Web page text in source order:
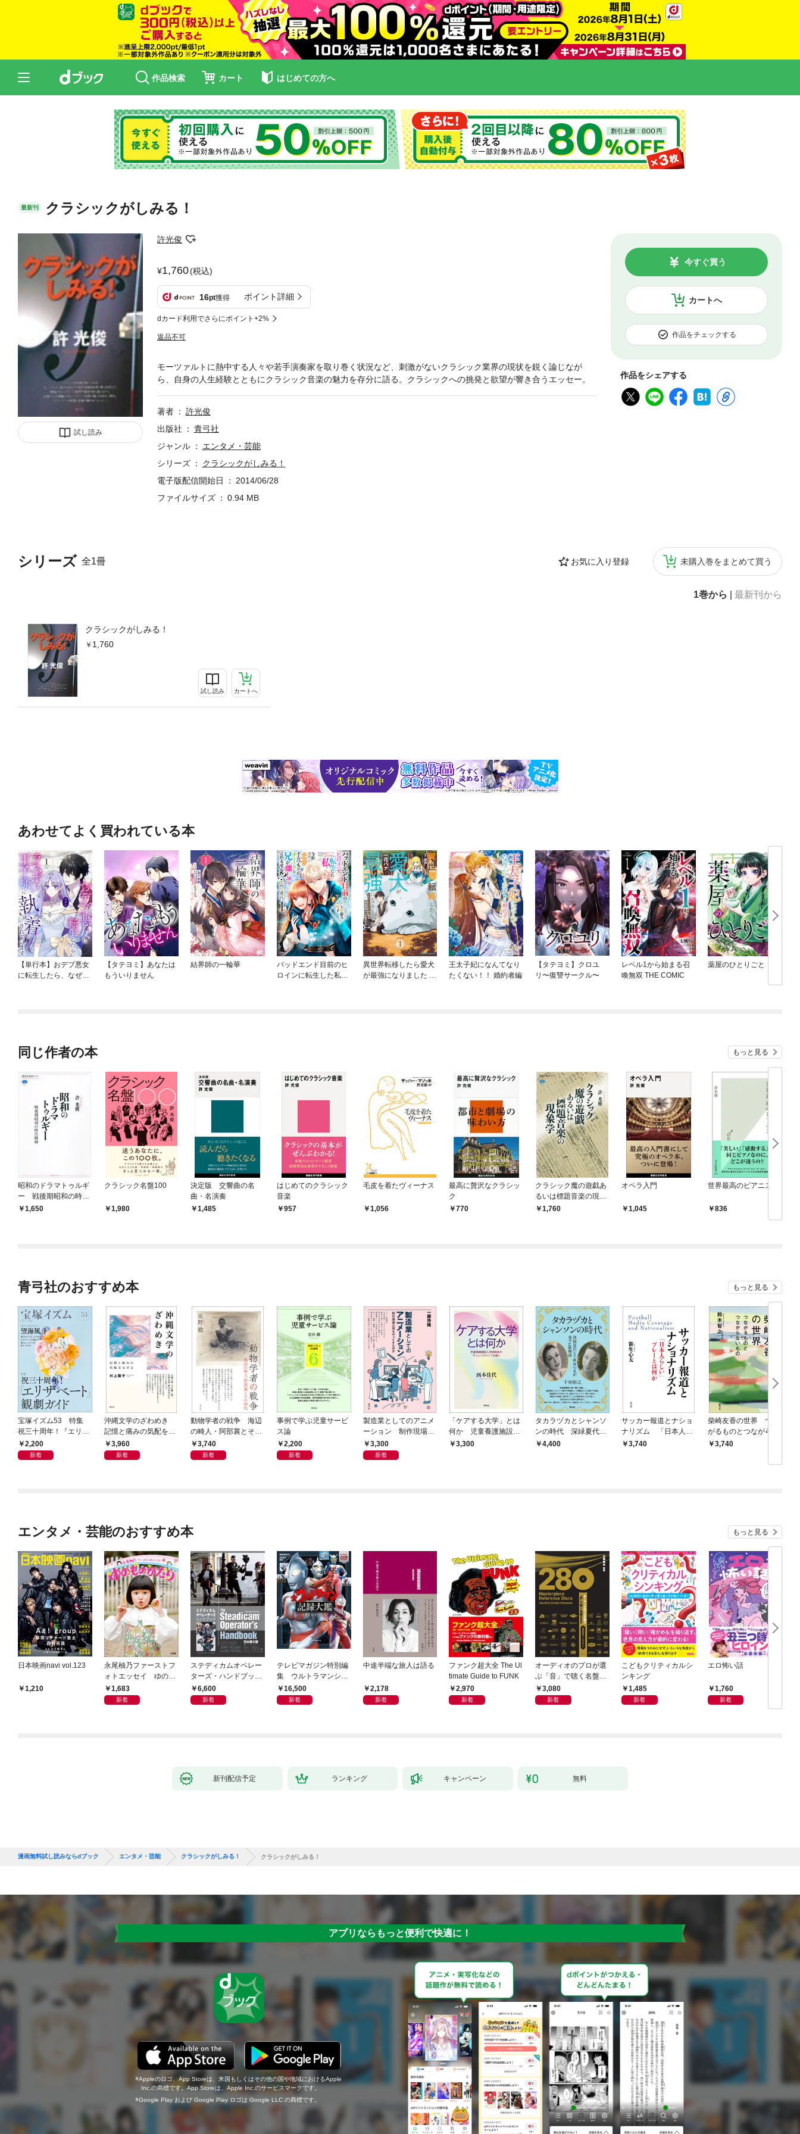
作品検索 カート はじめての方へ
最新刊 クラシックがしみる！
試し読み
許光俊
1,760(税込)
16pt獲得 ポイント詳細
dカード利用でさらにポイント+2%
返品不可
カートへ
今すぐ買う
作品をチェックする
作品をシェアする
シリーズ 全1冊 お気に入り登録 未購入巻をまとめて買う
1巻から 最新刊から
クラシックがしみる！
1,760
試し読み カートへ
モーツァルトに熱中する人々や若手演奏家を取り巻く状況など、刺激がないクラシック業界の現状を鋭く論じなが
ら、自身の人生経験とともにクラシック音楽の魅力を存分に語る。クラシックへの挑発と欲望が響き合うエッセー。
著者
許光俊
出版社
青弓社
ジャンル
エンタメ・芸能
シリーズ
クラシックがしみる！
電子版配信開始日
2014/06/28
ファイルサイズ
0.94 MB
あわせてよく買われている本
【単行本】おデブ悪女
に転生したら、なぜか
【タテヨミ】あなたは
もういりません
結界師の一輪華
バッドエンド目前のヒ
ロインに転生した私、
異世界転移したら愛犬
が最強になりました ～
王太子妃になんてなり
たくない！！ 婚約者編
【タテヨミ】クロユ
リ〜復讐サークル〜
レベル1から始まる召
喚無双 THE COMIC
薬屋のひとりごと
同じ作者の本 もっと見る
昭和のドラマトゥルギ
ー 戦後期昭和の時代
精神1,650
クラシック名盤100
1,980
決定版 交響曲の名
曲・名演奏
1,485
はじめてのクラシック
音楽
957
毛皮を着たヴィーナス
1,056
最高に贅沢なクラシッ
ク
770
クラシック魔の遊戯あ
るいは標題音楽の現象
学1,760
オペラ入門
1,045
世界最高のピアニスト
836
青弓社のおすすめ本 もっと見る
宝塚イズム53 特集
祝三十周年！『エリザ
ベート』観劇ガイド
2,200
新着
沖縄文学のざわめき
記憶と痛みの気配をな
ぞる3,960
新着
動物学者の戦争 海辺
の畸人・阿部襄とその
時代3,740
新着
事例で学ぶ児童サービ
ス論
2,200
新着
製造業としてのアニメ
ーション 制作現場は
何を守ってきたのか
3,300
新着
「ケアする大学」とは
何か 児童養護施設入
所経験者のキャンパス
3,300
タカラヅカとシャンソ
ンの時代 深緑夏代と
千秋みつるが奏でた歌
4,400
サッカー報道とナショ
ナリズム 「日本人ら
しい」プレーとは何か
3,740
柴崎友香の世界 つな
がるものとつながらな
いもの
3,740
エンタメ・芸能のおすすめ本 もっと見る
日本映画navi vol.123
1,210
永尾柚乃ファーストフ
ォトエッセイ ゆのも
のがたり
1,683
新着
ステディカムオペレー
ターズ・ハンドブック
日本語版 電子版 第２
版
6,600
新着
テレビマガジン特別編
集 ウルトラマンシリ
ーズ６０周年記念 全
ウルトラマン記録大鑑
16,500
新着
中途半端な旅人は語る
2,178
新着
ファンク超大全 The Ul
timate Guide to FUNK
2,970
新着
オーディオのプロが選
ぶ「音」で聴く名盤28
0——音質探究ディス
クガイド
3,080
新着
こどもクリティカルシ
ンキング
1,485
新着
エロ怖い話
1,760
新着
新刊配信予定 ランキング キャンペーン 無料
漫画無料試し読みならdブック エンタメ・芸能 クラシックがしみる！ クラシックがしみる！
アプリならもっと便利で快適に！
Appleのロゴ、App Storeは、米国もしくはその他の国や地域におけるApple
Inc.の商標です。App Storeは、Apple Inc.のサービスマークです。
Google Play および Google Play ロゴは Google LLC の商標です。